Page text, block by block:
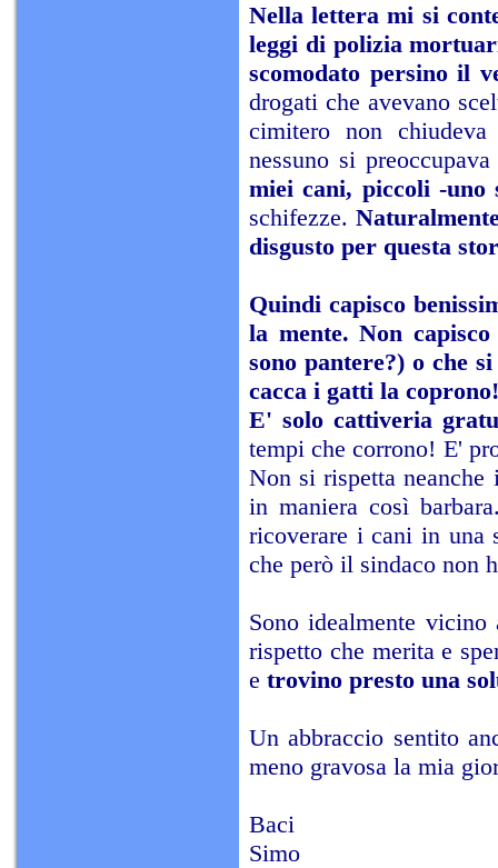
Nella lettera mi si
leggi di polizia
scomodato persino il
drogati che avevano
cimitero non
nessuno si
miei cani, piccoli -
schifezze.
disgusto per questa
Quindi capisco
la mente. Non
sono pantere?) o che
cacca i gatti la coprono!
E' solo cattiveria
tempi che corrono! E'
Non si rispetta
in maniera così
ricoverare i cani in una
che però il sindaco non
Sono idealmente
rispetto che merita e
e trovino presto una
Un abbraccio sentito
meno gravosa la mia
Baci
Simo